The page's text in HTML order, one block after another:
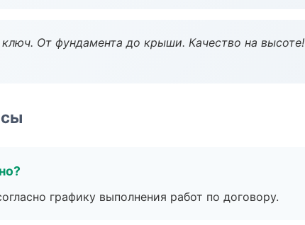
От фундамента до крыши. Качество на высоте!
графику выполнения работ по договору.